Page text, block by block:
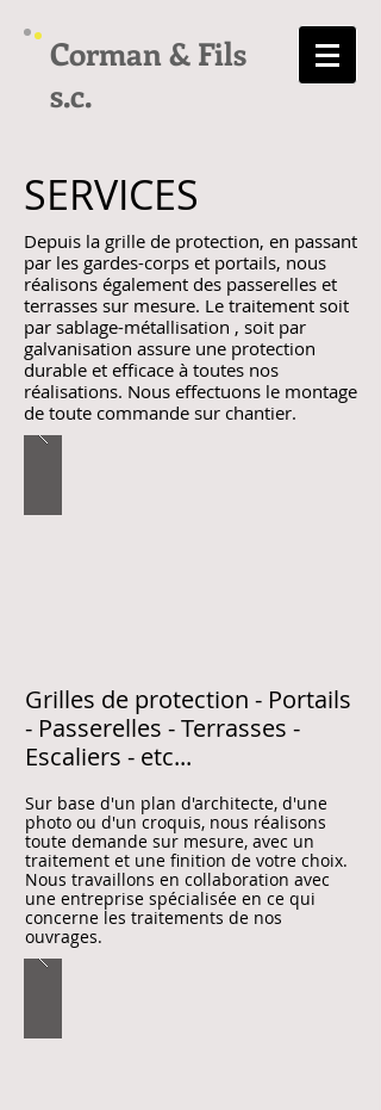
Corman & Fils
s.c.
SERVICES
Depuis la grille de protection, en passant
par les gardes-corps et portails, nous
réalisons également des passerelles et
terrasses sur mesure. Le traitement soit
par sablage-métallisation , soit par
galvanisation assure une protection
durable et efficace à toutes nos
réalisations. Nous effectuons le montage
de toute commande sur chantier.
Grilles de protection - Portails
- Passerelles - Terrasses -
Escaliers - etc...
Sur base d'un plan d'architecte, d'une
photo ou d'un croquis, nous réalisons
toute demande sur mesure, avec un
traitement et une finition de votre choix.
Nous travaillons en collaboration avec
une entreprise spécialisée en ce qui
concerne les traitements de nos
ouvrages.